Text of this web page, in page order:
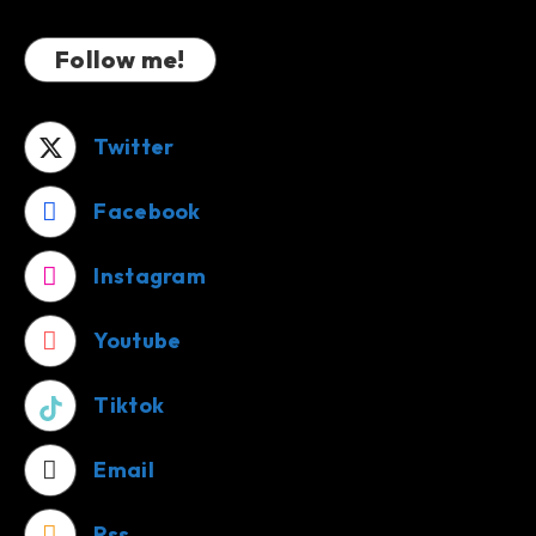
Follow me!
Twitter
Facebook
Instagram
Youtube
Tiktok
Email